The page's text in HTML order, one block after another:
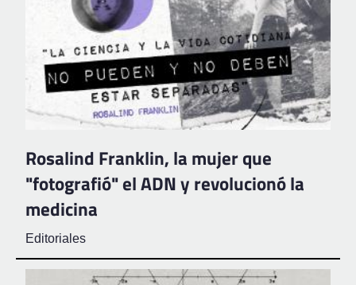
Rosalind Franklin, la mujer que
"fotografió" el ADN y revolucionó la
medicina
Editoriales